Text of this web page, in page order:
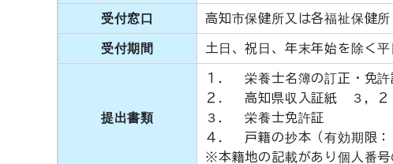
受付窓口 高知市保健所又は各福祉保健所
受付期間 土日、祝日、年末年始を除く平
提出書類
１． 栄養士名簿の訂正・免許
２． 高知県収入証紙 ３，２
３． 栄養士免許証
４． 戸籍の抄本（有効期限：
※本籍地の記載があり個人番号